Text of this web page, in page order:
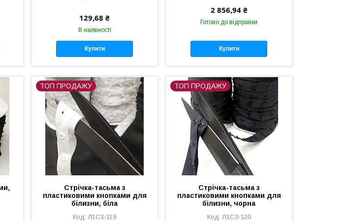
129,68 ₴
В наявності
Купити
2 856,94 ₴
Готово до відправки
Купити
ТОП ПРОДАЖУ
Стрічка-тасьма з
пластиковими кнопками для
білизни, біла
Л1С3-119
ТОП ПРОДАЖУ
Стрічка-тасьма з
пластиковими кнопками для
білизни, чорна
Л1С3-120